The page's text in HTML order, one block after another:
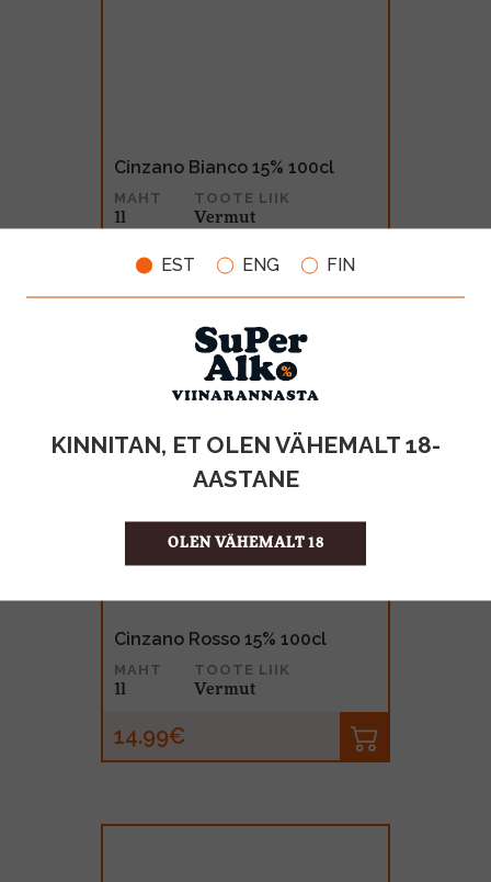
EST ENG FIN
KINNITAN, ET OLEN VÄHEMALT 18-
AASTANE
OLEN VÄHEMALT 18
Cinzano Bianco 15% 100cl
MAHT
1l
TOOTE LIIK
Vermut
14.99€
Cinzano Rosso 15% 100cl
MAHT
1l
TOOTE LIIK
Vermut
14.99€